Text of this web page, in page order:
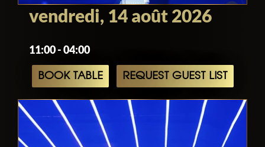
vendredi, 14 août 2026
11:00 - 04:00
BOOK TABLE REQUEST GUEST LIST